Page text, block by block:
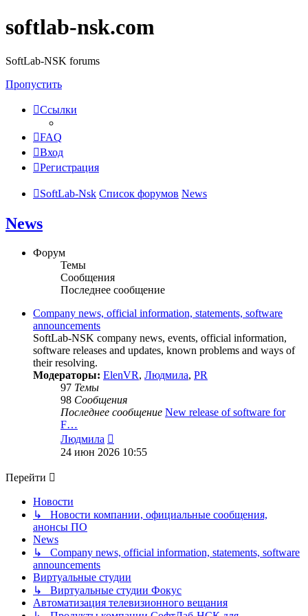
softlab-nsk.com
SoftLab-NSK forums
Пропустить
Ссылки
FAQ
Вход
Регистрация
SoftLab-Nsk Список форумов News
News
Форум
Темы
Сообщения
Последнее сообщение
Company news, official information, statements, software
announcements
SoftLab-NSK company news, events, official information,
software releases and updates, known problems and ways of
their resolving.
Модераторы: ElenVR, Людмила, PR
97 Темы
98 Сообщения
Последнее сообщение New release of software for
F…
Людмила
к
24 июн 2026 10:55
Перейти
Новости
↳ Новости компании, официальные сообщения,
анонсы ПО
News
↳ Company news, official information, statements, software
announcements
Виртуальные студии
↳ Виртуальные студии Фокус
Автоматизация телевизионного вещания